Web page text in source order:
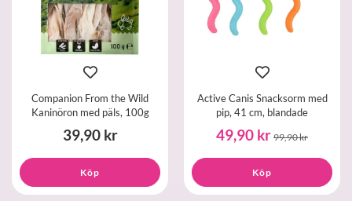
Companion From the Wild
Kaninöron med päls, 100g
39,90 kr
Köp
Active Canis Snacksorm med
pip, 41 cm, blandade
49,90 kr 99,90 kr
Köp